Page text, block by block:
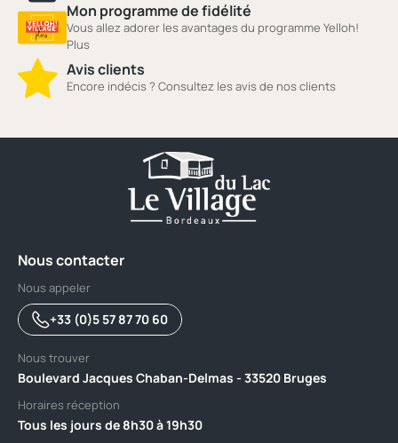
Mon programme de fidélité
Vous allez adorer les avantages du programme Yelloh!
Plus
Avis clients
Encore indécis ? Consultez les avis de nos clients
Nous contacter
Nous appeler
+33 (0)5 57 87 70 60
Nous trouver
Boulevard Jacques Chaban-Delmas - 33520 Bruges
Horaires réception
Tous les jours de 8h30 à 19h30